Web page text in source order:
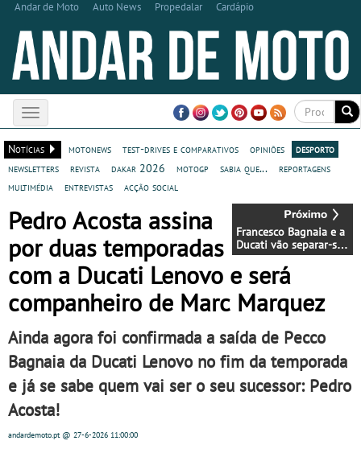
Andar de Moto Auto News Propedalar Cardápio
Toggle
navigation
Notícias
motonews test-drives e comparativos opiniões
desporto
newsletters
revista dakar 2026 motogp sabia que...
reportagens
multimédia
entrevistas acção social
Francesco Bagnaia e a
Ducati vão separar-se
no final da presente
época - Pecco vai para
Aprilia
Pedro Acosta assina
por duas temporadas
com a Ducati Lenovo e será
companheiro de Marc Marquez
Ainda agora foi confirmada a saída de Pecco
Bagnaia da Ducati Lenovo no fim da temporada
e já se sabe quem vai ser o seu sucessor: Pedro
Acosta!
andardemoto.pt@ 27-6-2026 11:00:00